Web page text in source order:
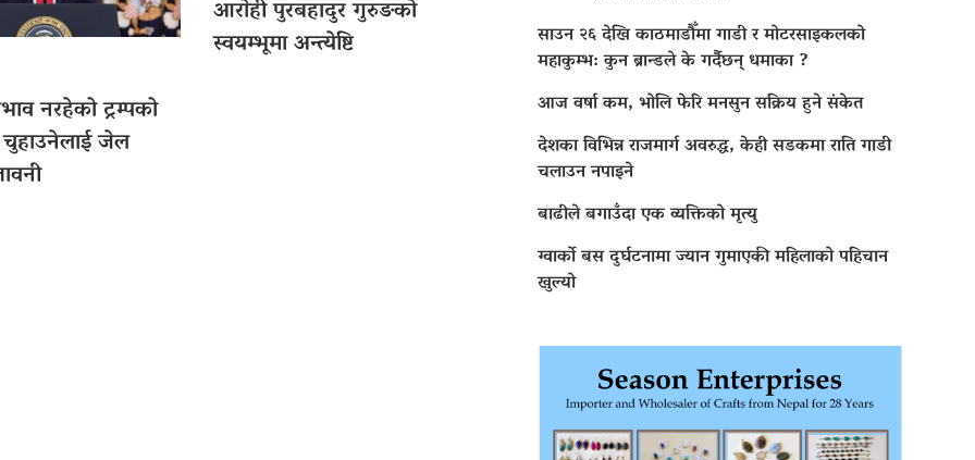
नरहेको ट्रम्पको
जेल
आराेही पुरबहादुर गुरुङको
स्वयम्भूमा अन्त्येष्टि
साउन २६ देखि काठमाडौँमा गाडी र मोटरसाइकलको
महाकुम्भ: कुन ब्रान्डले के गर्दैछन् धमाका ?
आज वर्षा कम, भोलि फेरि मनसुन सक्रिय हुने संकेत
देशका विभिन्न राजमार्ग अवरुद्ध, केही सडकमा राति गाडी
चलाउन नपाइने
बाढीले बगाउँदा एक व्यक्तिको मृत्यु
ग्वार्को बस दुर्घटनामा ज्यान गुमाएकी महिलाको पहिचान
खुल्यो